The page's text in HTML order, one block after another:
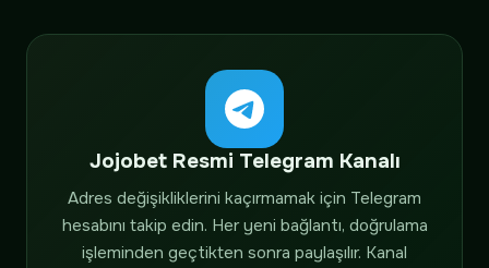
Jojobet Resmi Telegram Kanalı
Adres değişikliklerini kaçırmamak için Telegram
hesabını takip edin. Her yeni bağlantı, doğrulama
işleminden geçtikten sonra paylaşılır. Kanal